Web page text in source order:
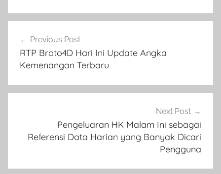
pos
Previous Post
RTP Broto4D Hari Ini Update Angka
Kemenangan Terbaru
Next Post
Pengeluaran HK Malam Ini sebagai
Referensi Data Harian yang Banyak Dicari
Pengguna